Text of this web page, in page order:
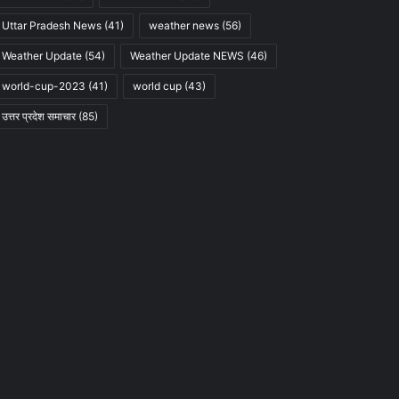
Uttar Pradesh News(41) weather news(56)
Weather Update(54) Weather Update NEWS (46)
world-cup-2023 (41) world cup(43)
उत्तर प्रदेश समाचार(85)